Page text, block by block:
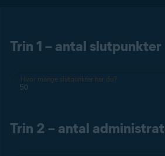
Trin 1 – antal slutpunkter
Hvor mange slutpunkter har du?
Trin 2 – antal